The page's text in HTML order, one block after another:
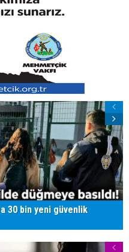
30 bin yeni güvenlik